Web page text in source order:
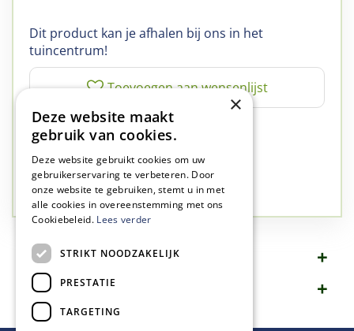
Dit product kan je afhalen bij ons in het
tuincentrum!
✅A-kwaliteit planten
✅77 jaar familie bedrijf
✅Groen, dat is wat we doen
Omschrijving
Specificaties
×
Deze website maakt
gebruik van cookies.
Deze website gebruikt cookies om uw
gebruikerservaring te verbeteren. Door
onze website te gebruiken, stemt u in met
alle cookies in overeenstemming met ons
Cookiebeleid. Lees verder
STRIKT NOODZAKELIJK
PRESTATIE
TARGETING